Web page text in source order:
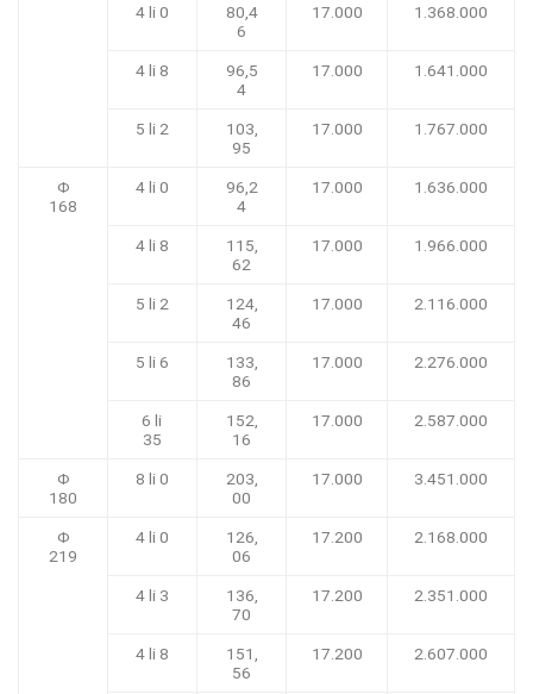
4 li 0
80,4
6
17.000 1.368.000
4 li 8
96,5
4
17.000 1.641.000
5 li 2
103,
95
17.000 1.767.000
Φ
168
4 li 0
96,2
4
17.000 1.636.000
4 li 8
115,
62
17.000 1.966.000
5 li 2
124,
46
17.000 2.116.000
5 li 6
133,
86
17.000 2.276.000
6 li
35
152,
16
17.000 2.587.000
Φ
180
8 li 0
203,
00
17.000 3.451.000
Φ
219
4 li 0
126,
06
17.200 2.168.000
4 li 3
136,
70
17.200 2.351.000
4 li 8
151,
56
17.200 2.607.000